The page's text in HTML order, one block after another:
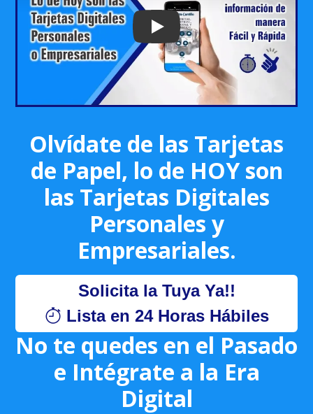
Play: Keynote (Google I/O '18)
Olvídate de las Tarjetas
de Papel, lo de HOY son
las Tarjetas Digitales
Personales y
Empresariales.
Solicita la Tuya Ya!!
Lista en 24 Horas Hábiles
No te quedes en el Pasado
e Intégrate a la Era
Digital